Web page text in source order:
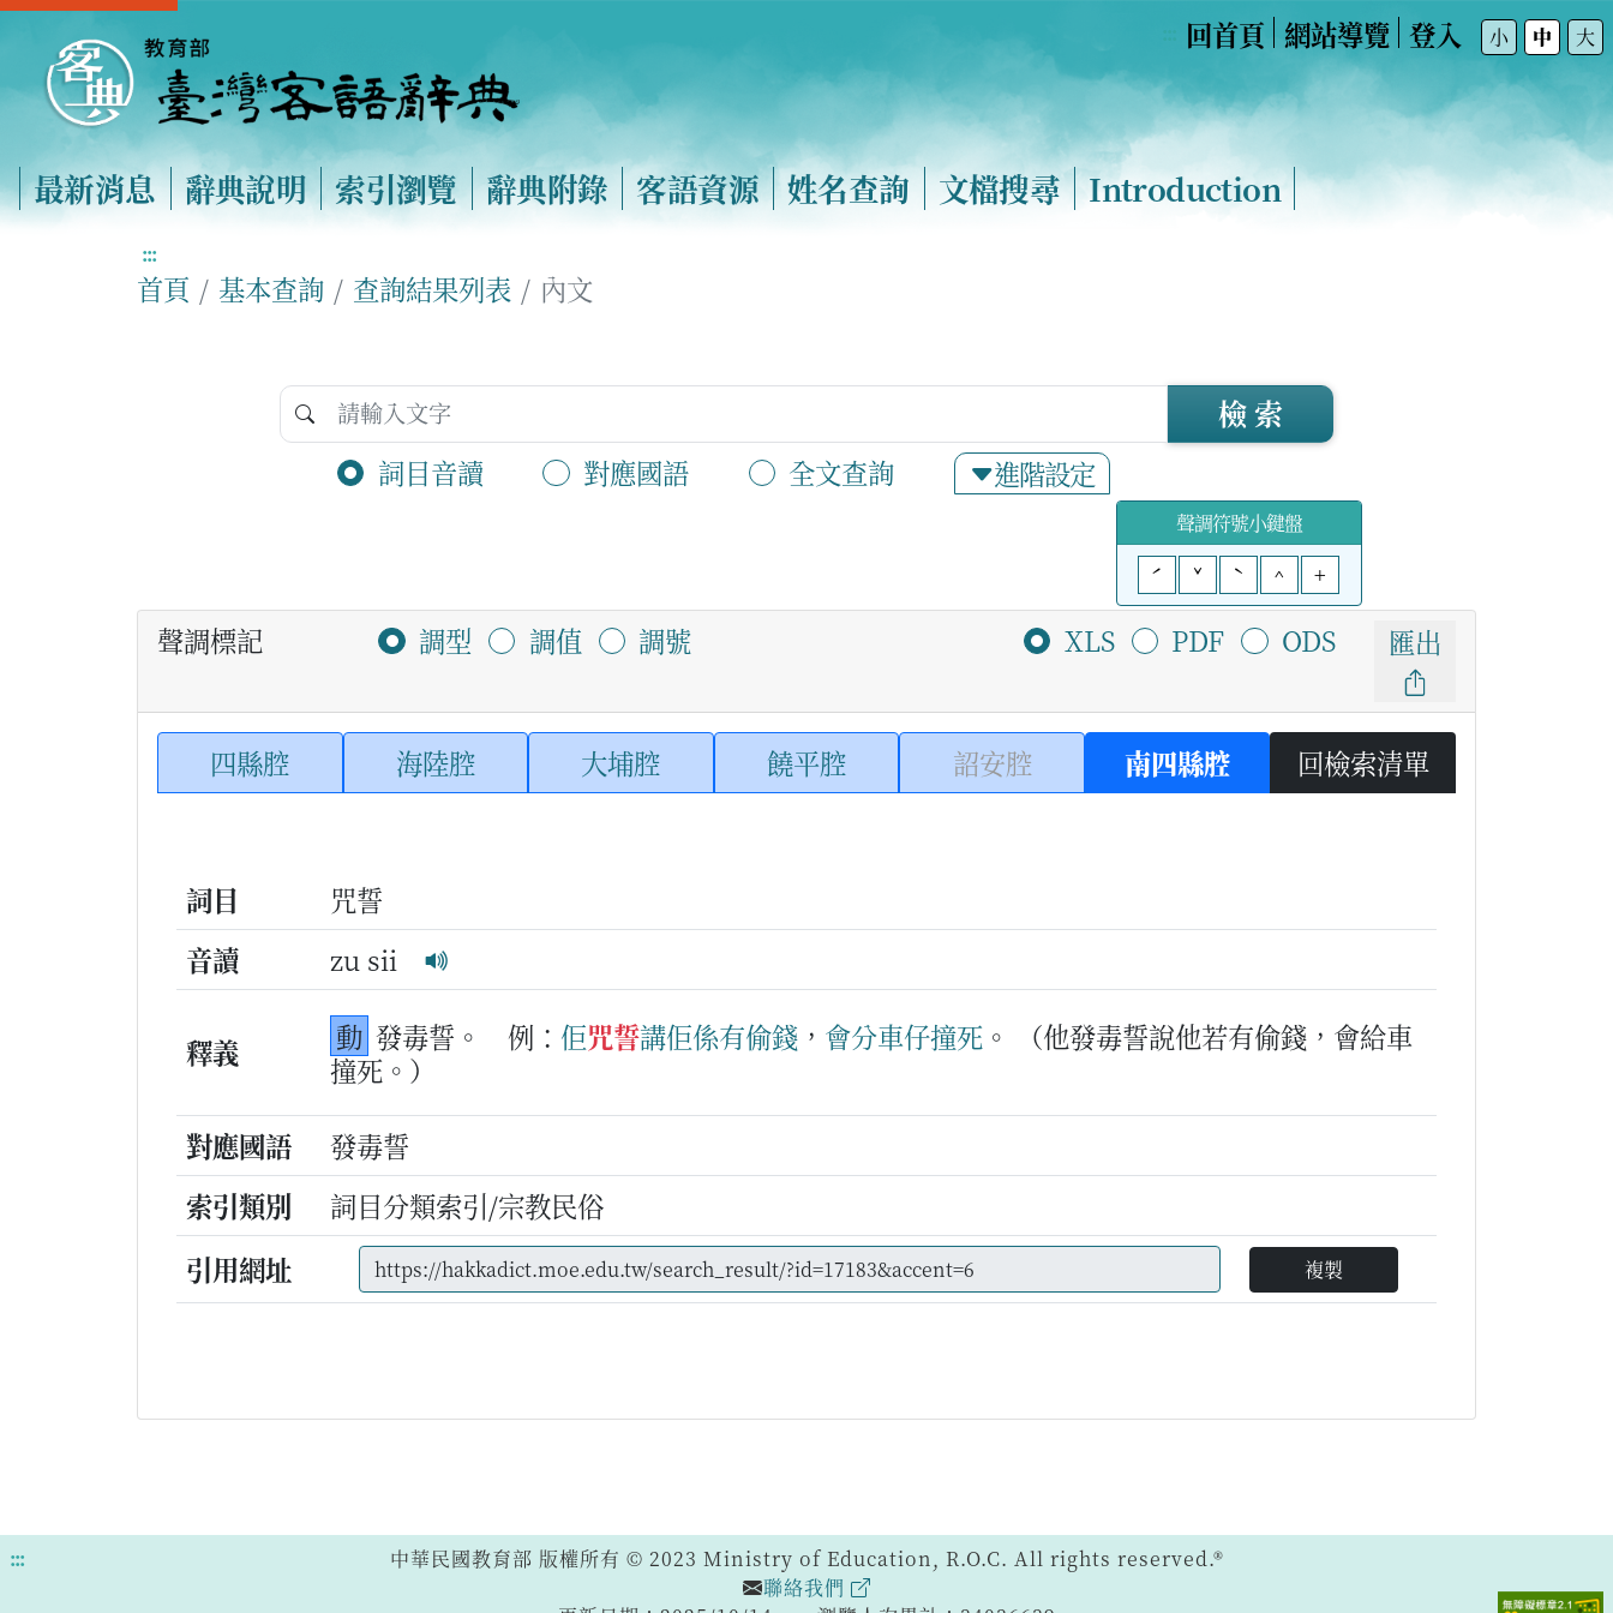
回首頁 網站導覽 登入 小 中 大
最新消息 辭典說明 索引瀏覽 辭典附錄 客語資源 姓名查詢 文檔搜尋 Introduction
:::
首頁 基本查詢 查詢結果列表 內文
詞目音讀 對應國語 全文查詢 進階設定
檢 索
聲調符號小鍵盤
ˊ
ˇ ˋ ^ +
聲調標記 調型 調值 調號 XLS PDF ODS 匯出
四縣腔 海陸腔 大埔腔 饒平腔 詔安腔 南四縣腔 回檢索清單
詞目
咒誓
音讀
zu sii
釋義 動 發毒誓。 例： 佢咒誓講佢係有偷錢 ， 會分車仔撞死 。
（他發毒誓說他若有偷錢，會給車
撞死。）
對應國語
發毒誓
索引類別
詞目分類索引/宗教民俗
引用網址
複製
:::
中華民國教育部 版權所有 © 2023 Ministry of Education, R.O.C. All rights reserved.®
聯絡我們